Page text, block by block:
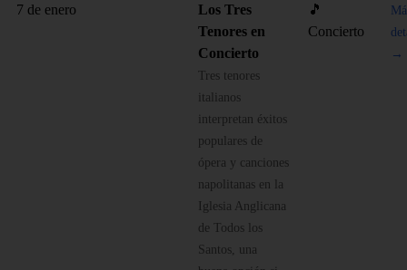
7 de enero
Los Tres
Tenores en
Concierto
Tres tenores
italianos
interpretan éxitos
populares de
ópera y canciones
napolitanas en la
Iglesia Anglicana
de Todos los
Santos, una
🎵
Concierto
→